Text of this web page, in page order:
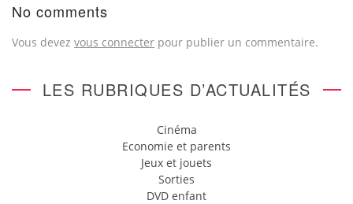
No comments
Vous devez vous connecter pour publier un commentaire.
LES RUBRIQUES D’ACTUALITÉS
Cinéma
Economie et parents
Jeux et jouets
Sorties
DVD enfant